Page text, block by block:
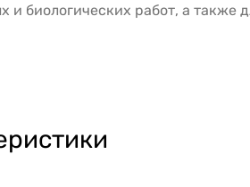
и биологических работ, а также